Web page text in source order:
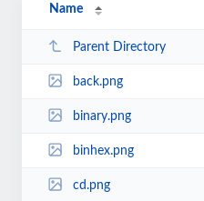
Name
Parent Directory
back.png
binary.png
binhex.png
cd.png